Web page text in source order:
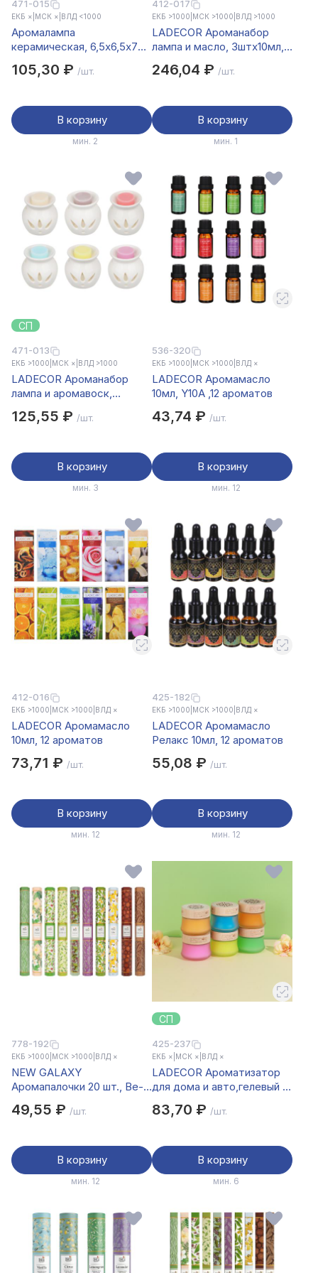
471-015
ЕКБ × МСК × ВЛД <1000
Аромалампа
керамическая, 6,5x6,5x7
105,30 ₽ /шт.
В корзину
мин. 2
412-017
ЕКБ >1000 МСК >1000 ВЛД >1000
LADECOR Ароманабор
лампа и масло, 3штx10мл,
ягод, ванили-
246,04 ₽ /шт.
В корзину
мин. 1
СП
471-013
ЕКБ >1000 МСК × ВЛД >1000
LADECOR Ароманабор
лампа и аромавоск,
125,55 ₽ /шт.
В корзину
мин. 3
536-320
ЕКБ >1000 МСК >1000 ВЛД ×
LADECOR Аромамасло
10мл, Y10A ,12 ароматов
43,74 ₽ /шт.
В корзину
мин. 12
412-016
ЕКБ >1000 МСК >1000 ВЛД ×
LADECOR Аромамасло
10мл, 12 ароматов
73,71 ₽ /шт.
В корзину
мин. 12
425-182
ЕКБ >1000 МСК >1000 ВЛД ×
LADECOR Аромамасло
Релакс 10мл, 12 ароматов
55,08 ₽ /шт.
В корзину
мин. 12
778-192
ЕКБ >1000 МСК >1000 ВЛД ×
NEW GALAXY
Аромапалочки 20 шт., Ве-
49,55 ₽ /шт.
В корзину
мин. 12
СП
425-237
ЕКБ × МСК × ВЛД ×
LADECОR Ароматизатор
для дома и авто,гелевый с
83,70 ₽ /шт.
В корзину
мин. 6